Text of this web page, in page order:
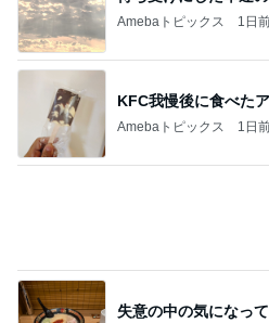
収入アップ目指す転職に夫が反対
Amebaトピックス
25㎝バッサリカット
Amebaトピックス